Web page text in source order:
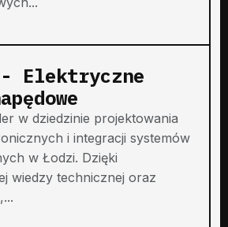
- Elektryczne
w dziedzinie projektowania
i integracji systemów
w Łodzi. Dzięki
wiedzy technicznej oraz